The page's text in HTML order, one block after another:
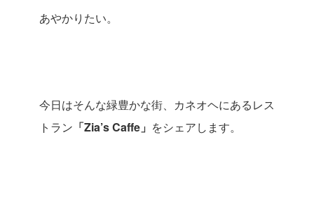
あやかりたい。
今日はそんな緑豊かな街、カネオヘにあるレス
トラン 「Zia’s Caffe」 をシェアします。